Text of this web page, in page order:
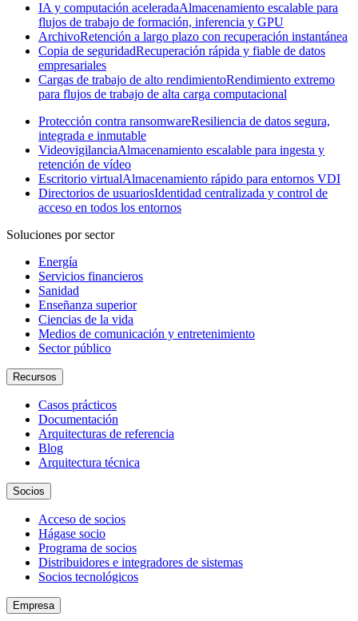
IA y computación aceleradaAlmacenamiento escalable para
flujos de trabajo de formación, inferencia y GPU
ArchivoRetención a largo plazo con recuperación instantánea
Copia de seguridadRecuperación rápida y fiable de datos
empresariales
Cargas de trabajo de alto rendimientoRendimiento extremo
para flujos de trabajo de alta carga computacional
Protección contra ransomwareResiliencia de datos segura,
integrada e inmutable
VideovigilanciaAlmacenamiento escalable para ingesta y
retención de vídeo
Escritorio virtualAlmacenamiento rápido para entornos VDI
Directorios de usuariosIdentidad centralizada y control de
acceso en todos los entornos
Soluciones por sector
Energía
Servicios financieros
Sanidad
Enseñanza superior
Ciencias de la vida
Medios de comunicación y entretenimiento
Sector público
Recursos
Casos prácticos
Documentación
Arquitecturas de referencia
Blog
Arquitectura técnica
Socios
Acceso de socios
Hágase socio
Programa de socios
Distribuidores e integradores de sistemas
Socios tecnológicos
Empresa